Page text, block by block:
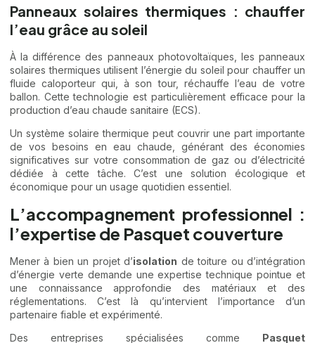
Panneaux solaires thermiques : chauffer
l’eau grâce au soleil
À la différence des panneaux photovoltaïques, les panneaux
solaires thermiques utilisent l’énergie du soleil pour chauffer un
fluide caloporteur qui, à son tour, réchauffe l’eau de votre
ballon. Cette technologie est particulièrement efficace pour la
production d’eau chaude sanitaire (ECS).
Un système solaire thermique peut couvrir une part importante
de vos besoins en eau chaude, générant des économies
significatives sur votre consommation de gaz ou d’électricité
dédiée à cette tâche. C’est une solution écologique et
économique pour un usage quotidien essentiel.
L’accompagnement professionnel :
l’expertise de Pasquet couverture
Mener à bien un projet d’isolation de toiture ou d’intégration
d’énergie verte demande une expertise technique pointue et
une connaissance approfondie des matériaux et des
réglementations. C’est là qu’intervient l’importance d’un
partenaire fiable et expérimenté.
Des entreprises spécialisées comme Pasquet